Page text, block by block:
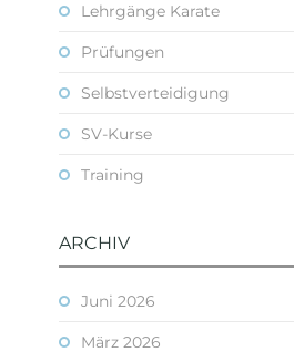
Lehrgänge Karate
Prüfungen
Selbstverteidigung
SV-Kurse
Training
ARCHIV
Juni 2026
März 2026